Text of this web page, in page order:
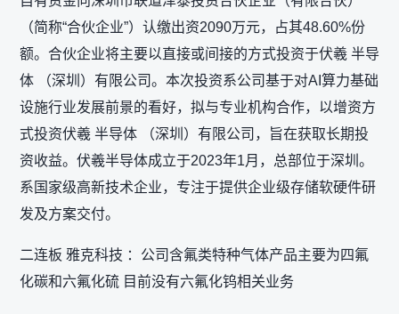
（简称“合伙企业”）认缴出资2090万元，占其48.60%份
额。合伙企业将主要以直接或间接的方式投资于伏羲 半导
体 （深圳）有限公司。本次投资系公司基于对AI算力基础
设施行业发展前景的看好，拟与专业机构合作，以增资方
式投资伏羲 半导体 （深圳）有限公司，旨在获取长期投
资收益。伏羲半导体成立于2023年1月，总部位于深圳。
系国家级高新技术企业，专注于提供企业级存储软硬件研
发及方案交付。
二连板 雅克科技 ：公司含氟类特种气体产品主要为四氟
化碳和六氟化硫 目前没有六氟化钨相关业务